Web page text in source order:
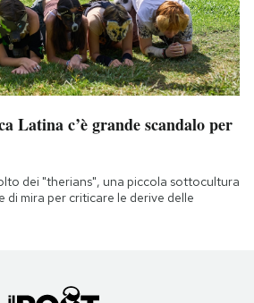
Latina c’è grande scandalo per
dei "therians", una piccola sottocultura
di mira per criticare le derive delle